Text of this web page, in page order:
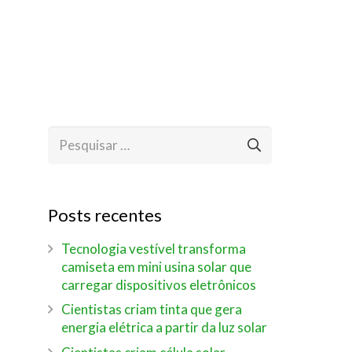
Pesquisar
Posts recentes
Tecnologia vestível transforma
camiseta em mini usina solar que
carregar dispositivos eletrônicos
Cientistas criam tinta que gera
energia elétrica a partir da luz solar